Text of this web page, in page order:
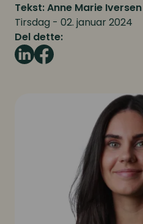
Tekst: Anne Marie Iversen
Tirsdag - 02. januar 2024
Del dette: